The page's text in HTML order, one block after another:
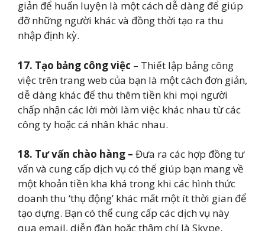
giản để huấn luyện là một cách dễ dàng để giúp
đỡ những người khác và đồng thời tạo ra thu
nhập định kỳ.
17. Tạo bảng công việc – Thiết lập bảng công
việc trên trang web của bạn là một cách đơn giản,
dễ dàng khác để thu thêm tiền khi mọi người
chấp nhận các lời mời làm việc khác nhau từ các
công ty hoặc cá nhân khác nhau.
18. Tư vấn chào hàng – Đưa ra các hợp đồng tư
vấn và cung cấp dịch vụ có thể giúp bạn mang về
một khoản tiền kha khá trong khi các hình thức
doanh thu ‘thụ động’ khác mất một ít thời gian để
tạo dựng. Bạn có thể cung cấp các dịch vụ này
qua email, diễn đàn hoặc thậm chí là Skype.